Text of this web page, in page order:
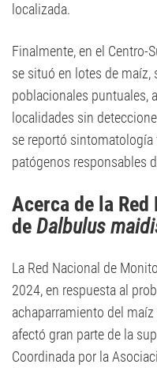
localizada.
Finalmente, en el Centro-
se situó en lotes de maíz,
poblacionales puntuales,
localidades sin
se reportó
patógenos responsables
Acerca de la
de Dalbulus
La Red Nacional de
2024, en respuesta al
achaparramiento del
afectó gran parte de la
Coordinada por la